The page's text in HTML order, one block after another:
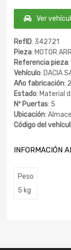
Ver
RefID: 342721
Pieza: MOTOR
Referencia pieza
Vehículo: DACIA
Año fabricación:
Estado: Material
Nº Puertas: 5
Ubicación:
Código del
INFORMACIÓN
Peso
5 kg